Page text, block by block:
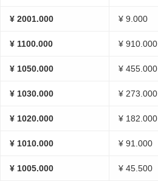
¥ 2001.000 ¥ 9.000
¥ 1100.000 ¥ 910.000
¥ 1050.000 ¥ 455.000
¥ 1030.000 ¥ 273.000
¥ 1020.000 ¥ 182.000
¥ 1010.000 ¥ 91.000
¥ 1005.000 ¥ 45.500